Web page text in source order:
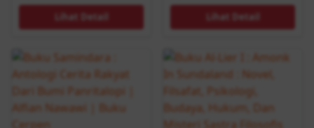
Lihat Detail Lihat Detail